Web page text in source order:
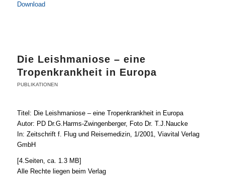
Download
Die Leishmaniose – eine
Tropenkrankheit in Europa
PUBLIKATIONEN
Titel: Die Leishmaniose – eine Tropenkrankheit in Europa
Autor: PD Dr.G.Harms-Zwingenberger, Foto Dr. T.J.Naucke
In: Zeitschrift f. Flug und Reisemedizin, 1/2001, Viavital Verlag
GmbH
[4.Seiten, ca. 1.3 MB]
Alle Rechte liegen beim Verlag